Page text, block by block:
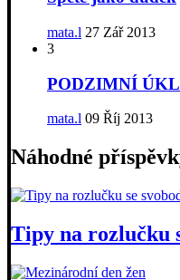
mata.l 27 Zář 2013
3
PODZIMNÍ
mata.l 09 Říj 2013
Náhodné
Tipy na rozlučku